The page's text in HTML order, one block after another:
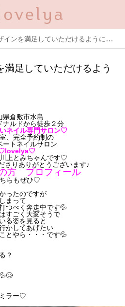
を満足していただけるようになるまで・・・
足していただけるよう
県倉敷市水島
ナルドから徒歩２分
ネイル専門サロン♡
、完全予約制の
ートネイルサロン
上とみちゃんです♡
さりありがとうございます♪
方 プロフィール
らもぜひ♡
ったのですが
まって
つべく奔走中です💦
すごく大変そうで
る姿を見ると
かしてあげたい
とやら・・・です💦
？
ラー♡